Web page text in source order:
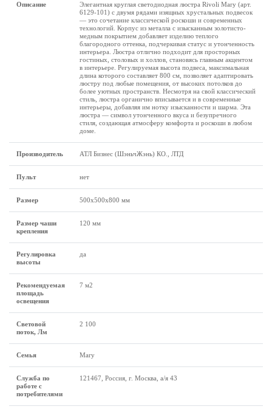
Описание
Элегантная круглая светодиодная люстра Rivoli Mary (арт.
6129-101) с двумя рядами изящных хрустальных подвесок
— это сочетание классической роскоши и современных
технологий. Корпус из металла с изысканным золотисто-
медным покрытием добавляет изделию теплого
благородного оттенка, подчеркивая статус и утонченность
интерьера. Люстра отлично подходит для просторных
гостиных, столовых и холлов, становясь главным акцентом
в интерьере. Регулируемая высота подвеса, максимальная
длина которого составляет 800 см, позволяет адаптировать
люстру под любые помещения, от высоких потолков до
более уютных пространств. Несмотря на свой классический
стиль, люстра органично вписывается и в современные
интерьеры, добавляя им нотку изысканности и шарма. Эта
люстра — символ утонченного вкуса и безупречного
стиля, создающая атмосферу комфорта и роскоши в любом
доме.
Производитель АТЛ Бизнес (ШэньчЖэнь) КО., ЛТД
Пульт нет
Размеp 500х500х800 мм
Размер чаши
крепления
120 мм
Регулировка
высоты
да
Рекомендуемая
площадь
освещения
7 м2
Световой
поток, Лм
2 100
Семья Mary
Служба по
работе с
потребителями
121467, Россия, г. Москва, а/я 43